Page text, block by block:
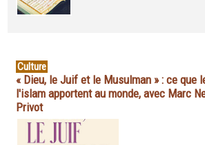
Culture
« Dieu, le Juif et le Musulman » : ce que
l'islam apportent au monde, avec Marc
Privot